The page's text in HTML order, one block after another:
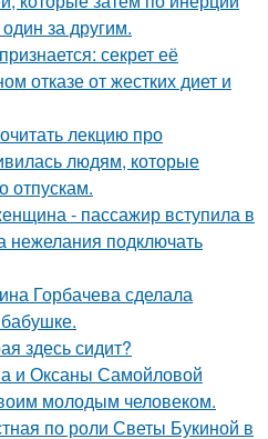
за другим.
секрет её
отказе от жестких диет и
лекцию про
людям, которые
отпускам.
- пассажир вступила в
нежелания подключать
Горбачева сделала
здесь сидит?
и Оксаны Самойловой
молодым человеком.
по роли Светы Букиной в